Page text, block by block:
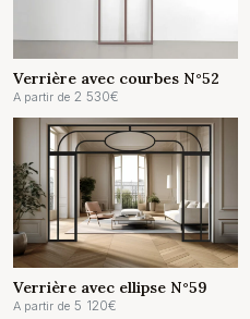
Verrière avec courbes N°52
A partir de 2 530€
Verrière avec ellipse N°59
A partir de 5 120€